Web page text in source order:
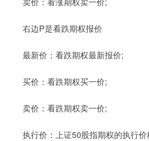
右边P是看跌期权报价
最新价：看跌期权最新报价;
买价：看跌期权买一价;
卖价：看跌期权卖一价;
执行价：上证50股指期权的执行价